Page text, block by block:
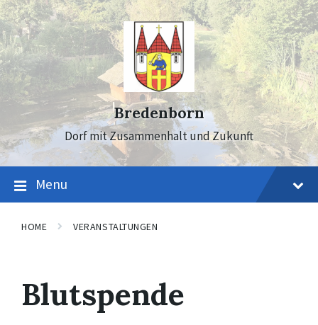
Skip
to
content
Skip
to
main
navigation
Skip
to
footer
Bredenborn
Dorf mit Zusammenhalt und Zukunft
Menu
HOME VERANSTALTUNGEN
Blutspende